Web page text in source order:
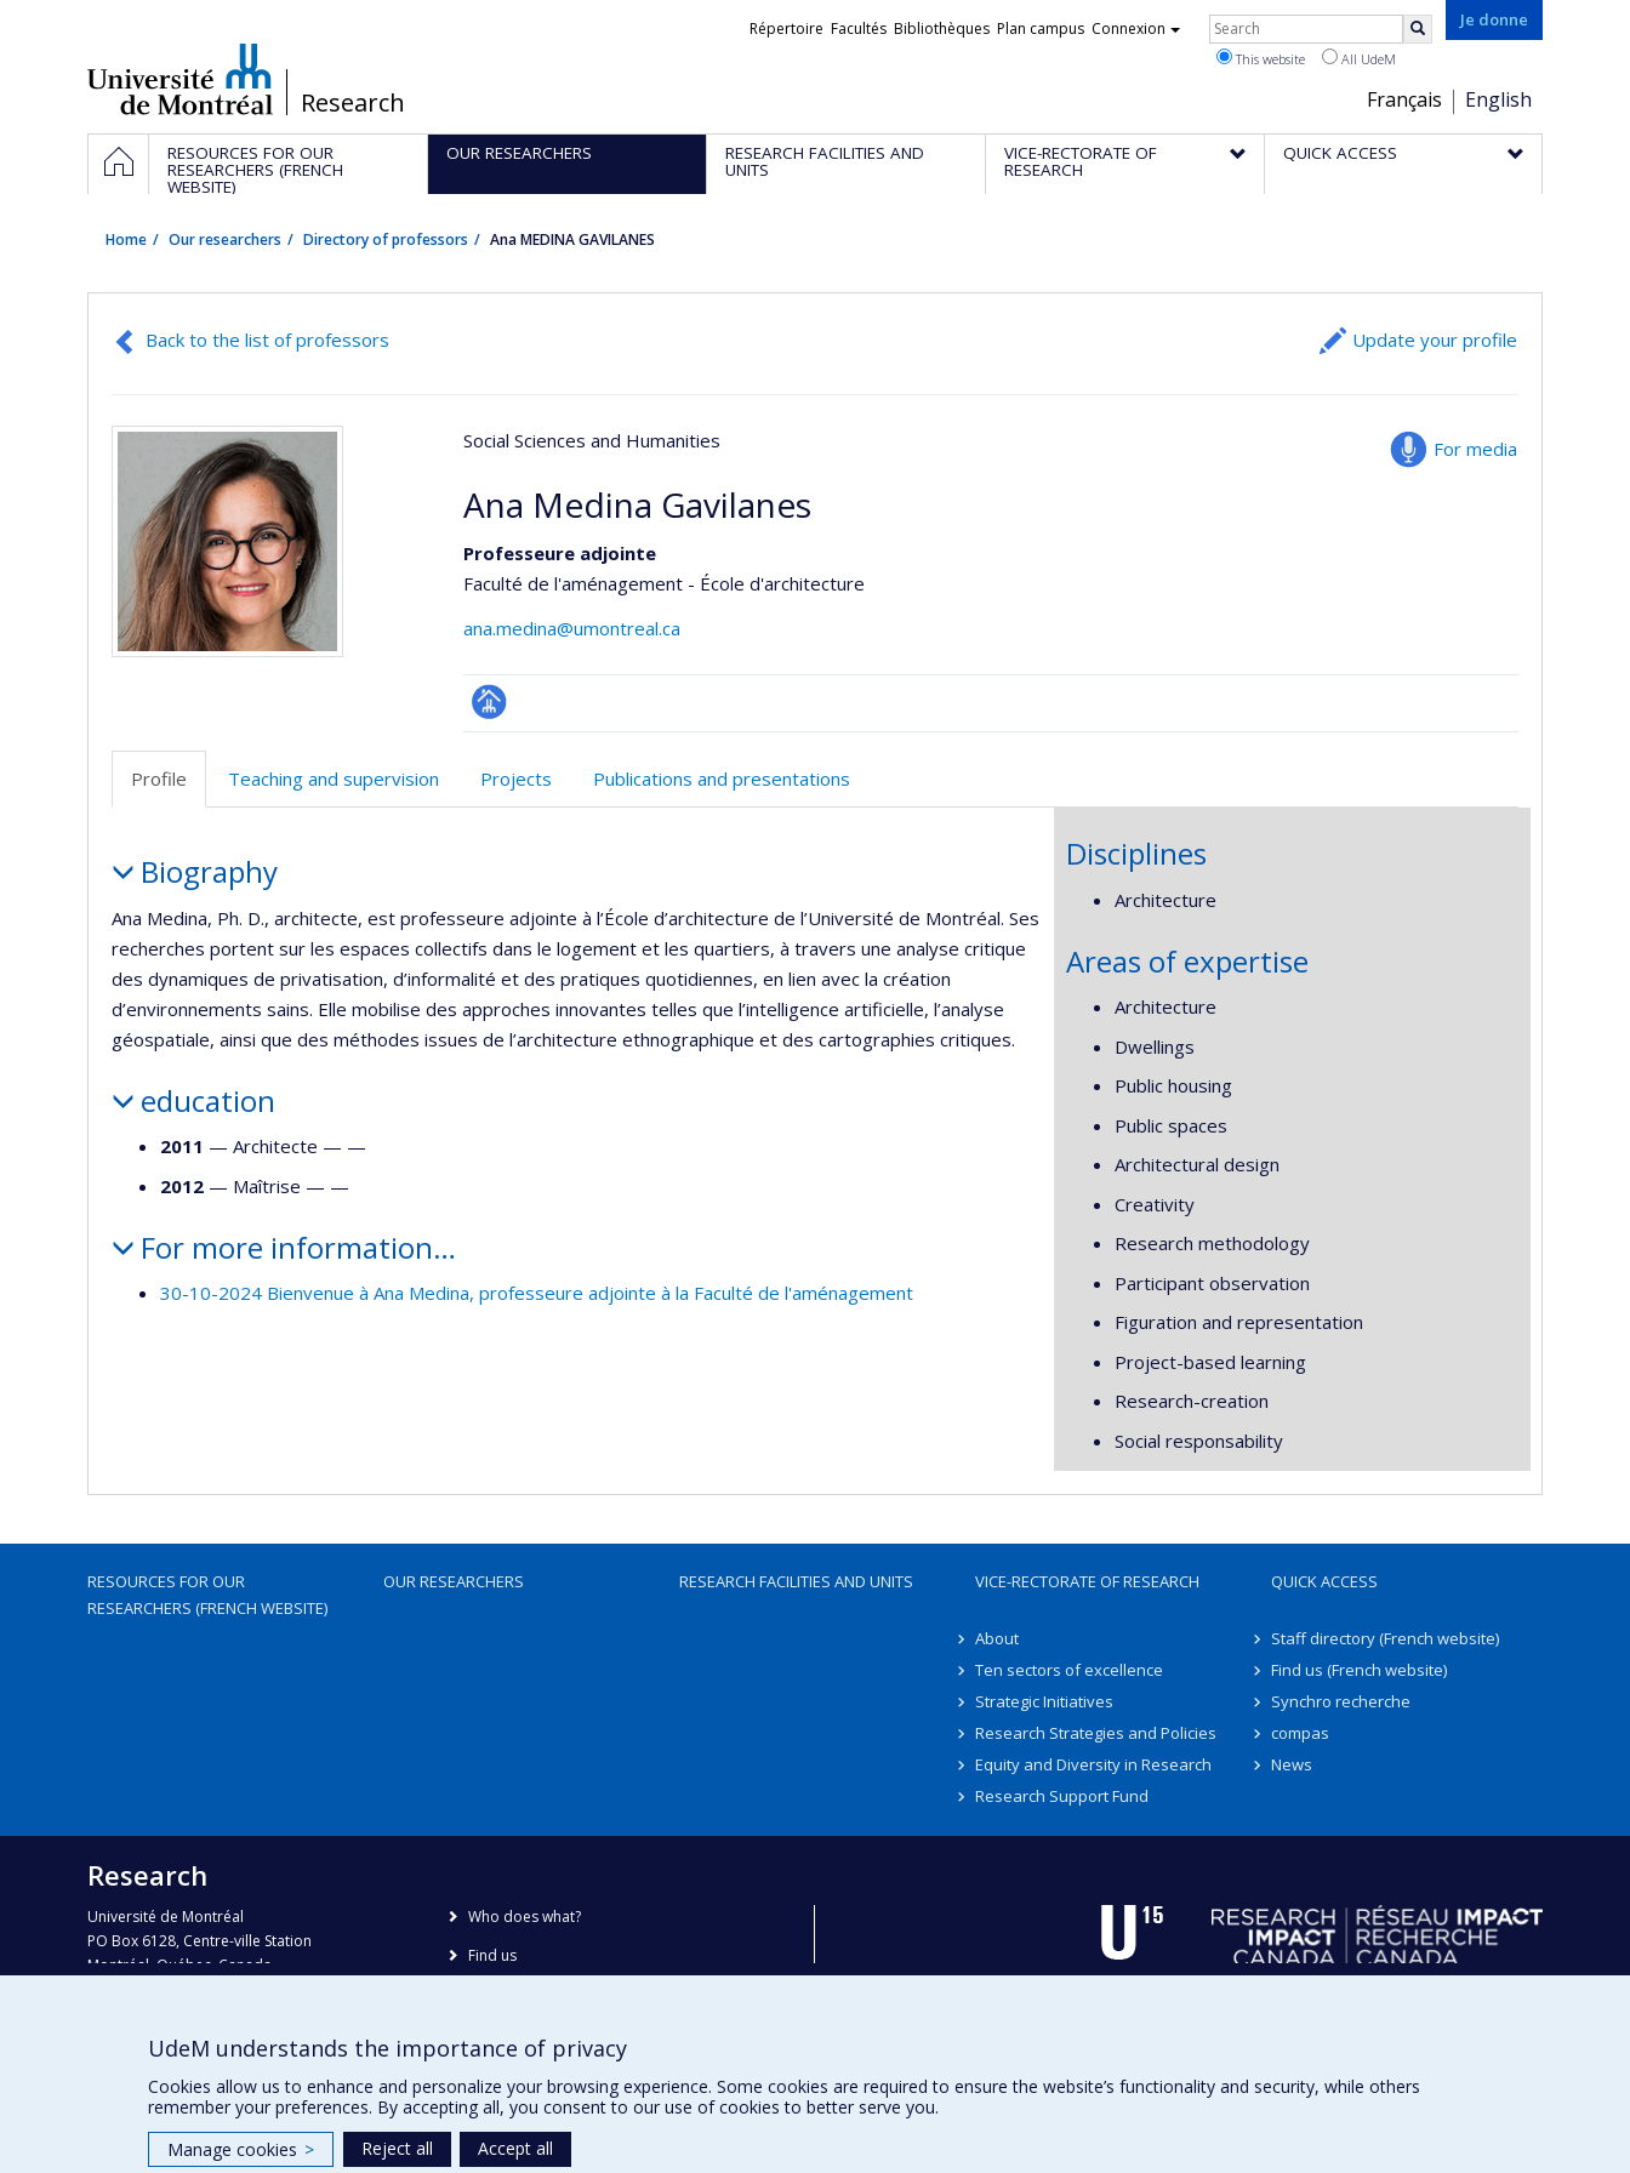
/Research
Je donne
Choix
de
la
Français English
Liens
Répertoire Facultés Bibliothèques Plan campus Connexion Rechercher
This website All UdeM
Navigation
principale
HOMERESOURCES FOR OUR
RESEARCHERS (FRENCH
WEBSITE)
OUR RESEARCHERS RESEARCH FACILITIES AND
UNITS
VICE-RECTORATE OF
RESEARCH
QUICK ACCESS
Home Our researchers Directory of professors Ana MEDINA GAVILANES
Back to the list of professors Update your profile
For media
Social Sciences and Humanities
Ana Medina Gavilanes
Professeure adjointe
Faculté de l'aménagement - École d'architecture
ana.medina@umontreal.ca
Page
(faculté,département,école)
Profile Teaching and supervision Projects Publications and presentations
Biography
Ana Medina, Ph. D., architecte, est professeure adjointe à l’École d’architecture de l’Université de Montréal. Ses
recherches portent sur les espaces collectifs dans le logement et les quartiers, à travers une analyse critique
des dynamiques de privatisation, d’informalité et des pratiques quotidiennes, en lien avec la création
d’environnements sains. Elle mobilise des approches innovantes telles que l’intelligence artificielle, l’analyse
géospatiale, ainsi que des méthodes issues de l’architecture ethnographique et des cartographies critiques.
education
2011 — Architecte — —
2012 — Maîtrise — —
For more information…
30-10-2024 Bienvenue à Ana Medina, professeure adjointe à la Faculté de l'aménagement
Disciplines
Architecture
Areas of expertise
Architecture
Dwellings
Public housing
Public spaces
Architectural design
Creativity
Research methodology
Participant observation
Figuration and representation
Project-based learning
Research-creation
Social responsability
RESOURCES FOR OUR
RESEARCHERS (FRENCH WEBSITE)
OUR RESEARCHERS RESEARCH FACILITIES AND UNITS VICE-RECTORATE OF RESEARCH
About
Ten sectors of excellence
Strategic Initiatives
Research Strategies and Policies
Equity and Diversity in Research
Research Support Fund
QUICK ACCESS
Staff directory (French website)
Find us (French website)
Synchro recherche
compas
News
Research
Université de Montréal
PO Box 6128, Centre-ville Station
Montréal, Québec, Canada
Phone : 514 343-6111, #38492
recherche@umontreal.ca
Who does what?
Find us
UdeM understands the importance of privacy
Cookies allow us to enhance and personalize your browsing experience. Some cookies are required to ensure the website’s functionality and security, while others
remember your preferences. By accepting all, you consent to our use of cookies to better serve you.
Manage cookies > Reject all Accept all